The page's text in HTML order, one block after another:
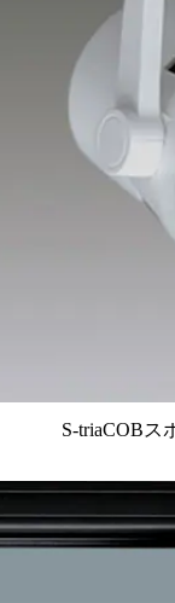
S-triaCOBス